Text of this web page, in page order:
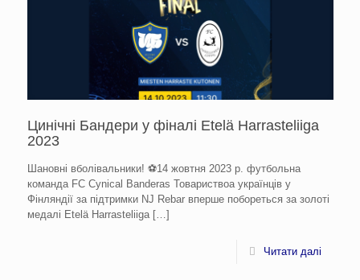
Цинічні Бандери у фіналі Etelä Harrasteliiga
2023
Шановні вболівальники! ⚽️14 жовтня 2023 р. футбольна
команда FC Cynical Banderas Товариствоа українців у
Фінляндії за підтримки NJ Rebar вперше побореться за золоті
медалі Etelä Harrasteliiga[…]
Читати далі